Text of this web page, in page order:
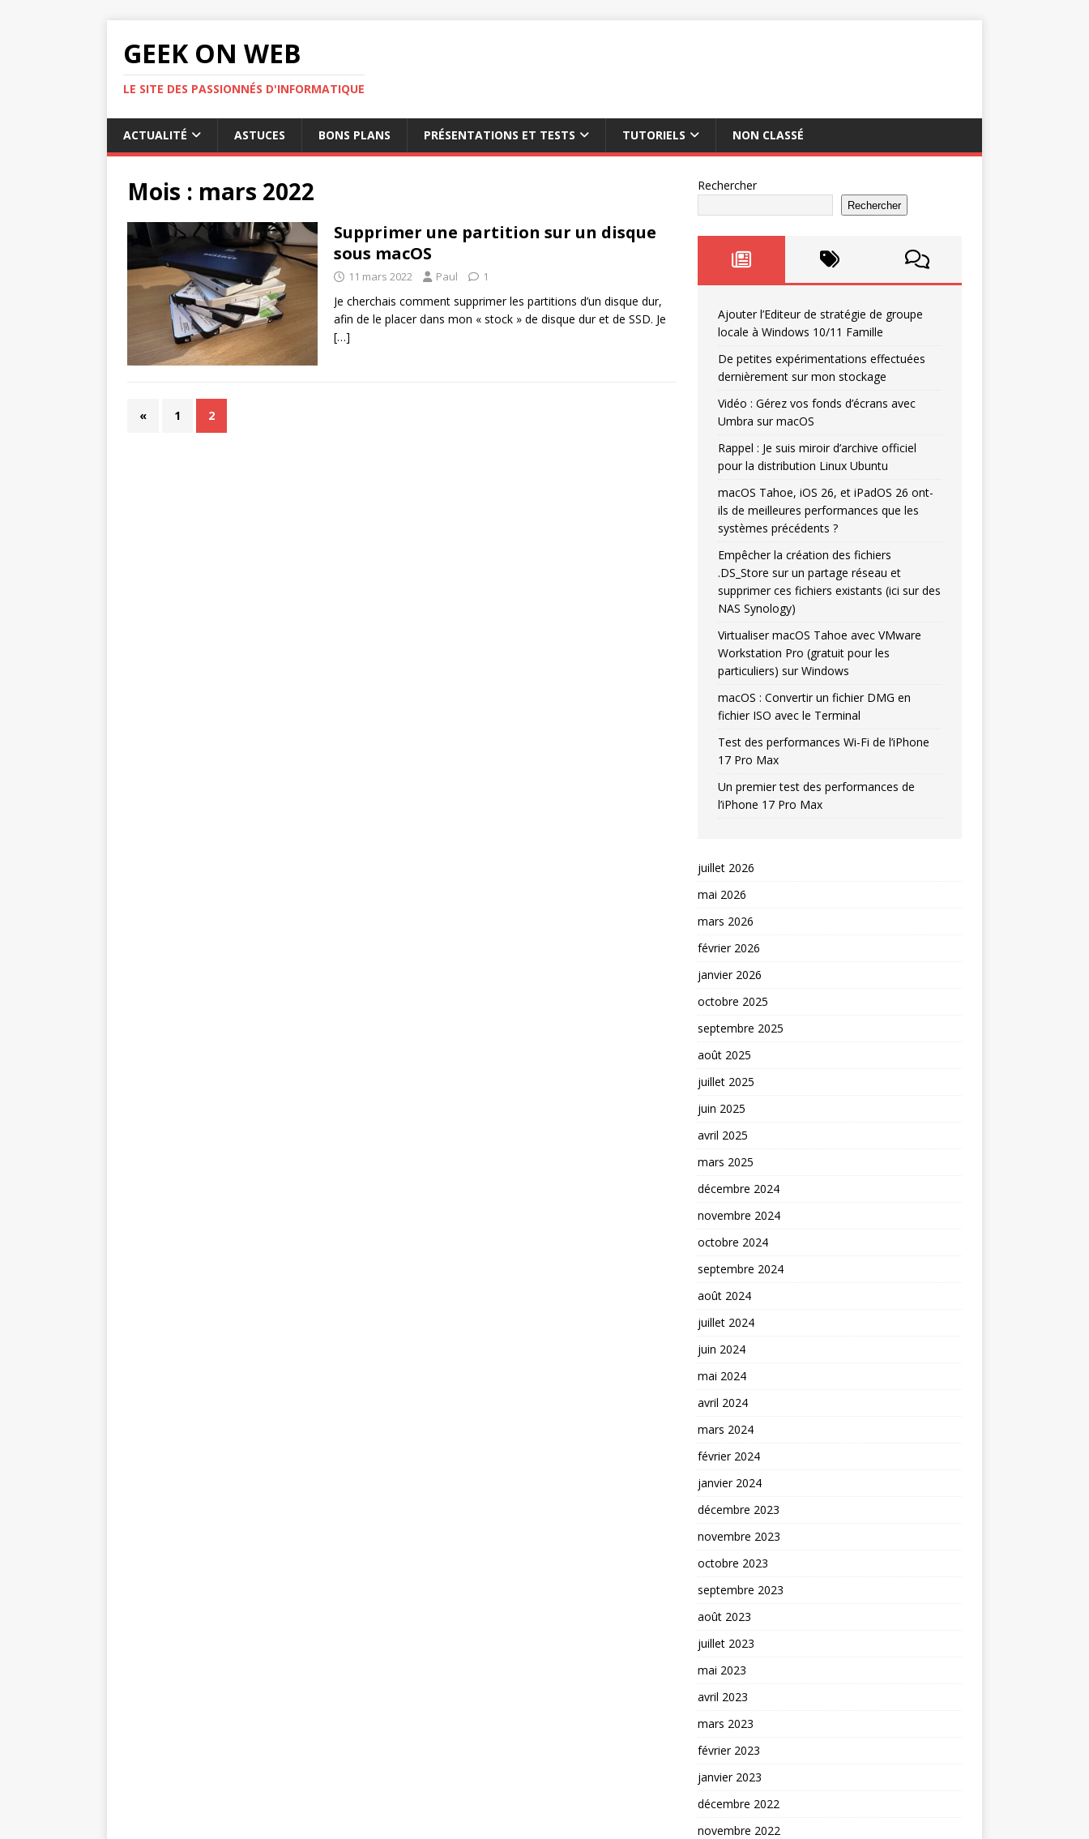
GEEK ON WEB
LE SITE DES PASSIONNÉS D'INFORMATIQUE
ACTUALITÉ ASTUCES BONS PLANS PRÉSENTATIONS ET TESTS TUTORIELS NON CLASSÉ
Mois : mars 2022
Supprimer une partition sur un disque
sous macOS
11 mars 2022 Paul 1
Je cherchais comment supprimer les partitions d’un disque dur,
afin de le placer dans mon « stock » de disque dur et de SSD. Je
[…]
« 1 2
Rechercher
Rechercher
Ajouter l’Editeur de stratégie de groupe
locale à Windows 10/11 Famille
De petites expérimentations effectuées
dernièrement sur mon stockage
Vidéo : Gérez vos fonds d’écrans avec
Umbra sur macOS
Rappel : Je suis miroir d’archive officiel
pour la distribution Linux Ubuntu
macOS Tahoe, iOS 26, et iPadOS 26 ont-
ils de meilleures performances que les
systèmes précédents ?
Empêcher la création des fichiers
.DS_Store sur un partage réseau et
supprimer ces fichiers existants (ici sur des
NAS Synology)
Virtualiser macOS Tahoe avec VMware
Workstation Pro (gratuit pour les
particuliers) sur Windows
macOS : Convertir un fichier DMG en
fichier ISO avec le Terminal
Test des performances Wi-Fi de l’iPhone
17 Pro Max
Un premier test des performances de
l’iPhone 17 Pro Max
juillet 2026
mai 2026
mars 2026
février 2026
janvier 2026
octobre 2025
septembre 2025
août 2025
juillet 2025
juin 2025
avril 2025
mars 2025
décembre 2024
novembre 2024
octobre 2024
septembre 2024
août 2024
juillet 2024
juin 2024
mai 2024
avril 2024
mars 2024
février 2024
janvier 2024
décembre 2023
novembre 2023
octobre 2023
septembre 2023
août 2023
juillet 2023
mai 2023
avril 2023
mars 2023
février 2023
janvier 2023
décembre 2022
novembre 2022